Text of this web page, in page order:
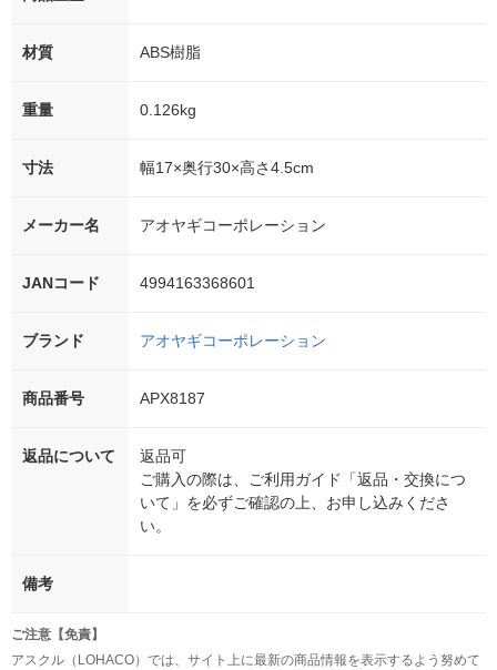
材質 ABS樹脂
重量 0.126kg
寸法 幅17×奥行30×高さ4.5cm
メーカー名 アオヤギコーポレーション
JANコード 4994163368601
ブランド アオヤギコーポレーション
商品番号 APX8187
返品について
返品可
ご購入の際は、ご利用ガイド「返品・交換につ
いて」を必ずご確認の上、お申し込みくださ
い。
備考
ご注意【免責】
アスクル（LOHACO）では、サイト上に最新の商品情報を表示するよう努めて